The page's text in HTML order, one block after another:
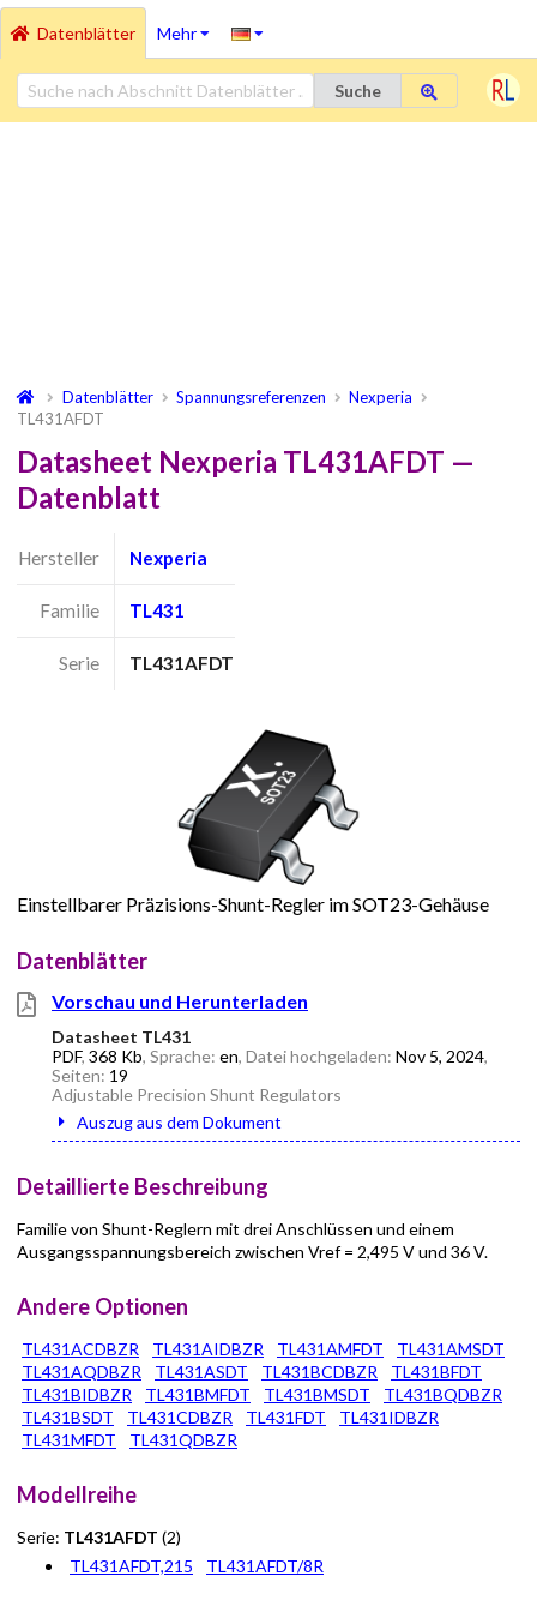
Datenblätter Mehr
Suche
Datenblätter Spannungsreferenzen
Nexperia
TL431AFDT
Datasheet Nexperia TL431AFDT —
Datenblatt
Hersteller Nexperia
Familie TL431
Serie TL431AFDT
Einstellbarer Präzisions-Shunt-Regler im SOT23-Gehäuse
Datenblätter
Vorschau und Herunterladen
Datasheet TL431
PDF, 368 Kb, Sprache: en, Datei hochgeladen: Nov 5, 2024,
Seiten: 19
Adjustable Precision Shunt Regulators
Auszug aus dem Dokument
Detaillierte Beschreibung
Familie von Shunt-Reglern mit drei Anschlüssen und einem
Ausgangsspannungsbereich zwischen Vref = 2,495 V und 36 V.
Andere Optionen
TL431ACDBZR TL431AIDBZR TL431AMFDT
TL431AMSDT
TL431AQDBZR
TL431ASDT TL431BCDBZR
TL431BFDT
TL431BIDBZR
TL431BMFDT TL431BMSDT
TL431BQDBZR
TL431BSDT
TL431CDBZR TL431FDT
TL431IDBZR
TL431MFDT
TL431QDBZR
Modellreihe
Serie: TL431AFDT (2)
TL431AFDT,215
TL431AFDT/8R